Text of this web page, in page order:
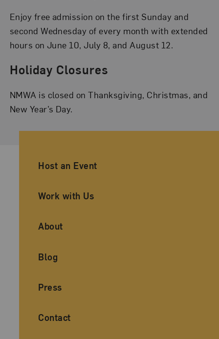
Enjoy free admission on the first Sunday and
second Wednesday of every month with extended
hours on June 10, July 8, and August 12.
Holiday Closures
NMWA is closed on Thanksgiving, Christmas, and
New Year’s Day.
Ancillary Footer Navigation
Host an Event
Work with Us
About
Blog
Press
Contact